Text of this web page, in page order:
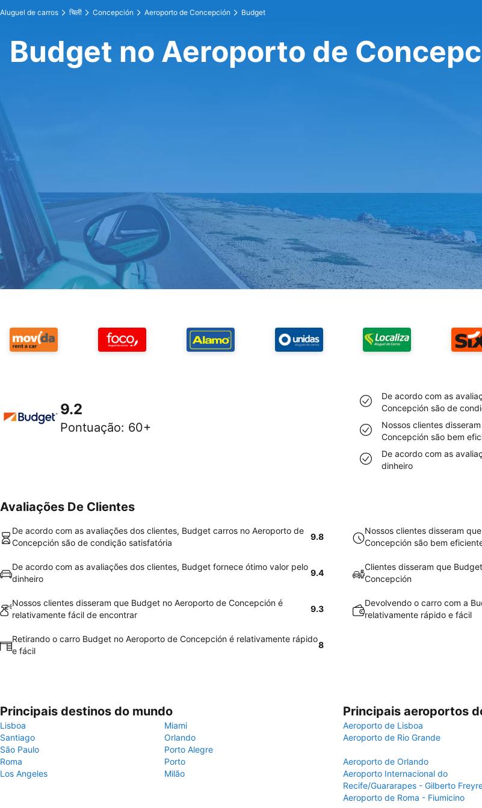
Aluguel de carros चिली Concepción Aeroporto de Concepción Budget
Budget no Aeroporto de
9.2
Pontuação: 60+
De acordo com as
Concepción são de
Nossos clientes
Concepción são bem
De acordo com as
dinheiro
Avaliações De Clientes
De acordo com as avaliações dos clientes, Budget carros no Aeroporto de
Concepción são de condição satisfatória
9.8
Nossos clientes disseram
Concepción são bem
De acordo com as avaliações dos clientes, Budget fornece ótimo valor pelo
dinheiro
9.4
Clientes disseram que
Concepción
Nossos clientes disseram que Budget no Aeroporto de Concepción é
relativamente fácil de encontrar
9.3
Devolvendo o carro com a
relativamente rápido e fácil
Retirando o carro Budget no Aeroporto de Concepción é relativamente rápido
e fácil
8
Principais destinos do mundo
Lisboa
Miami
Santiago
Orlando
São Paulo
Porto Alegre
Roma
Porto
Los Angeles
Milão
Principais aeroportos
Aeroporto de Lisboa
Aeroporto de Rio Grande
Aeroporto de Orlando
Aeroporto Internacional do
Recife/Guararapes - Gilberto
Aeroporto de Roma - Fiumicino